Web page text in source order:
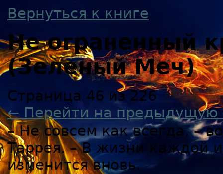
Вернуться к книге
Не ограненный
(Зеленый Меч)
Страница 46 из 226
← Перейти на предыдущую
– Не совсем как всегда, –
Таррея. – В жизни каждой
изменится вновь.